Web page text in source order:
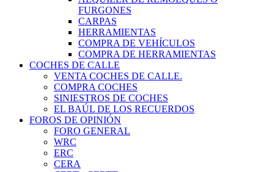
FURGONES
CARPAS
HERRAMIENTAS
COMPRA DE VEHÍCULOS
COMPRA DE HERRAMIENTAS
COCHES DE CALLE
VENTA COCHES DE CALLE.
COMPRA COCHES
SINIESTROS DE COCHES
EL BAÚL DE LOS RECUERDOS
FOROS DE OPINIÓN
FORO GENERAL
WRC
ERC
CERA